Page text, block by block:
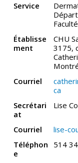
Service
Établisse
ment
CHU
3175,
Courriel
ca
Secrétari
at
Lise
Courriel
lise-
Téléphon
e
514